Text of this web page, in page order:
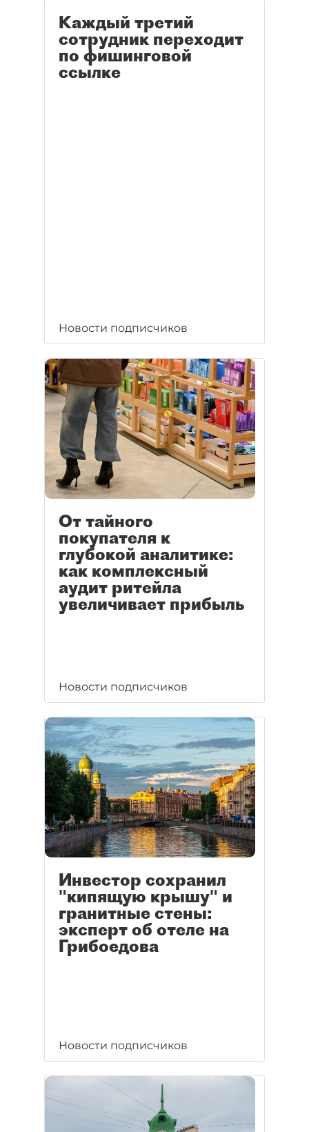
Каждый третий
сотрудник переходит
по фишинговой
ссылке
Новости подписчиков
От тайного
покупателя к
глубокой аналитике:
как комплексный
аудит ритейла
увеличивает прибыль
Новости подписчиков
Инвестор сохранил
"кипящую крышу" и
гранитные стены:
эксперт об отеле на
Грибоедова
Новости подписчиков